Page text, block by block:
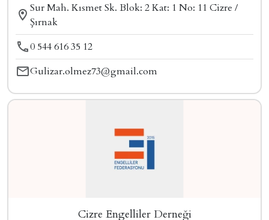
Sur Mah. Kısmet Sk. Blok: 2 Kat: 1 No: 11 Cizre /
Şırnak
0 544 616 35 12
Gulizar.olmez73@gmail.com
Cizre Engelliler Derneği